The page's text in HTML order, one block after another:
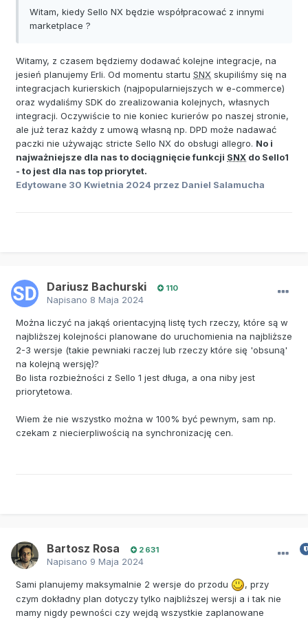
Witam, kiedy Sello NX będzie współpracować z innymi
marketplace ?
Witamy, z czasem będziemy dodawać kolejne integracje, na
jesień planujemy Erli. Od momentu startu SNX skupiliśmy się na
integracjach kurierskich (najpopularniejszych w e-commerce)
oraz wydaliśmy SDK do zrealizowania kolejnych, własnych
integracji. Oczywiście to nie koniec kurierów po naszej stronie,
ale już teraz każdy z umową własną np. DPD może nadawać
paczki nie używając stricte Sello NX do obsługi allegro. No i
najważniejsze dla nas to dociągnięcie funkcji SNX do Sello1
- to jest dla nas top priorytet.
Edytowane 30 Kwietnia 2024 przez Daniel Salamucha
Dariusz Bachurski 110
Napisano 8 Maja 2024
Można liczyć na jakąś orientacyjną listę tych rzeczy, które są w
najbliższej kolejności planowane do uruchomienia na najbliższe
2-3 wersje (takie pewniaki raczej lub rzeczy które się 'obsuną'
na kolejną wersję)?
Bo lista rozbieżności z Sello 1 jest długa, a ona niby jest
priorytetowa.
Wiem że nie wszystko można w 100% być pewnym, sam np.
czekam z niecierpliwością na synchronizację cen.
Bartosz Rosa 2 631
Napisano 9 Maja 2024
Sami planujemy maksymalnie 2 wersje do przodu
, przy
czym dokładny plan dotyczy tylko najbliższej wersji a i tak nie
mamy nigdy pewności czy wejdą wszystkie zaplanowane